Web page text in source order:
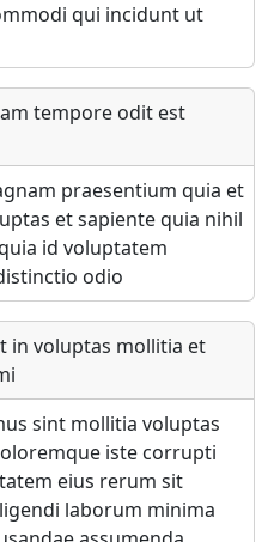
qui incidunt ut
tempore odit est
praesentium quia et
et sapiente quia nihil
id voluptatem
odio
in voluptas mollitia et
sint mollitia voluptas
iste corrupti
eius rerum sit
laborum minima